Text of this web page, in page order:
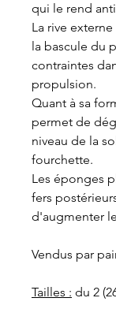
qui le rend
La rive
la bascule du
contraintes
propulsion.
Quant à sa
permet de
niveau de la
fourchette.
Les éponges
fers
d'augmenter
Vendus par
Tailles : du 2